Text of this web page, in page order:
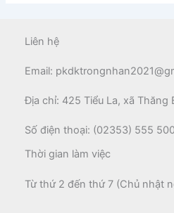
Liên hệ
Email:
Địa chỉ: 425 Tiểu La, xã Thăng
Số điện thoại: (02353) 555
Thời gian làm việc
Từ thứ 2 đến thứ 7 (Chủ nhật